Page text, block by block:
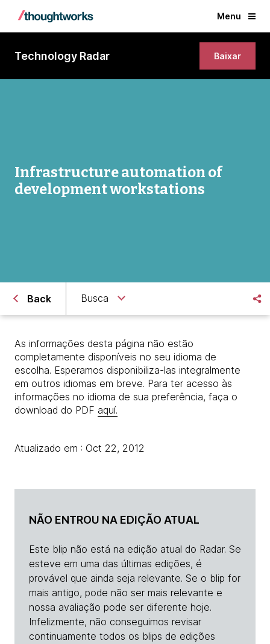
Menu
Technology Radar Baixar
Infrastructure automation of
development workstations
Back Busca
As informações desta página não estão
completamente disponíveis no seu idioma de
escolha. Esperamos disponibiliza-las integralmente
em outros idiomas em breve. Para ter acesso às
informações no idioma de sua preferência, faça o
download do PDF aquí.
Atualizado em : Oct 22, 2012
NÃO ENTROU NA EDIÇÃO ATUAL
Este blip não está na edição atual do Radar. Se
esteve em uma das últimas edições, é
provável que ainda seja relevante. Se o blip for
mais antigo, pode não ser mais relevante e
nossa avaliação pode ser diferente hoje.
Infelizmente, não conseguimos revisar
continuamente todos os blips de edições